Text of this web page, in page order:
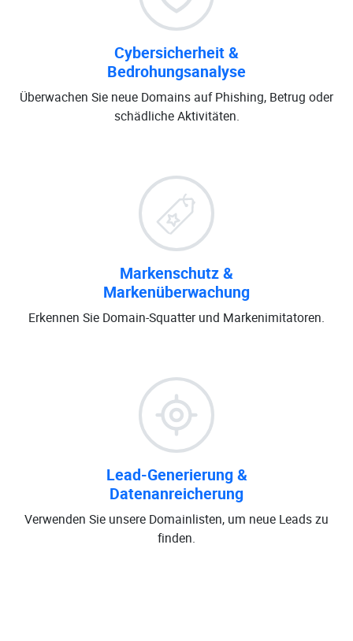
Cybersicherheit &
Bedrohungsanalyse
Überwachen Sie neue Domains auf Phishing, Betrug oder
schädliche Aktivitäten.
Markenschutz &
Markenüberwachung
Erkennen Sie Domain-Squatter und Markenimitatoren.
Lead-Generierung &
Datenanreicherung
Verwenden Sie unsere Domainlisten, um neue Leads zu
finden.